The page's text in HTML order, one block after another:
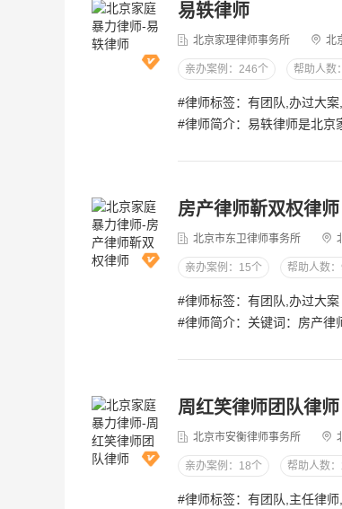
易轶律师
北京家理律师事务所 北
亲办案例：246个 帮助人数
#律师简介：易轶律师是北京家理律师事务所创始人、主任，北京电视台《第三调解室》常驻调解嘉宾、专家库成员。易轶律师深耕婚姻家事法律服务行业18年，在离婚、继承、财产分割等婚姻家事诉讼与非诉领域具备深厚的专业积淀和出色的实战经验。尤其擅长处理高难度的离婚、继承与财产分割案件，在多个重大、复杂家事诉讼中取得突破性成果，以出色的庭审驾驭能力和谈判技巧为客户争取实质权益。易轶律师成功代理了多起具有广泛社会关注度的重大疑难家事案件，其中包括：为多位奥运冠军、知名企业家及公众人物处理婚姻家事与财富纠纷；代理数亿元级复杂离婚财产分割案件；解决涉及多法域的跨境继承与婚姻争议；并成功承办多起超高净值家族遗产继承案件，以深厚的专业功底和出色的实战能力，为客户提供精准有效的法律解决方案，获得业界与客户的高度认可。易轶律师是国内较早涉足财富管理领域的律师，自2014年进入该领域，连续三年入选钱
房产律师靳双权律师
北京市东卫律师事务所
亲办案例：15个 帮助人数
#律师标签：有团队,办过大案
#律师简介：关键词：房产律师-北京房产律师-房地产专业律师靳双权，北京市东卫律师事务所房产律师，中国房地产营销协会副会长，自2005年起至今，一直从事与房地产法律相关的教学研究与诉讼实践工作。办理了大量疑难、复杂案件，在房地产领域及延伸的婚姻、继承、拆迁等与房产相关领域具有深厚的理论基础和丰富的实践经验。主要办理的案件类型包括：1、借名购房行为中，涉及到经济适用房、两限房、房改房及商品房的购买。当出资人主张房屋的确权、过户、赔偿或以房抵债时，可能需解除借名合同；而出名人可能主张合同无效，要求排除妨害并返还房屋。2、在继承问题上，因自书、代书、见证、公证遗嘱、联合遗嘱、打印遗嘱存在的瑕疵，可能导致其被诉为无效或部分无效；时效问题可能导致诉权的丧失；子女参与翻建房屋可能要求确认共有权；而赠与合同与
周红笑律师团队律师
北京市安衡律师事务所
亲办案例：18个 帮助人数
#律师标签：有团队,主任律